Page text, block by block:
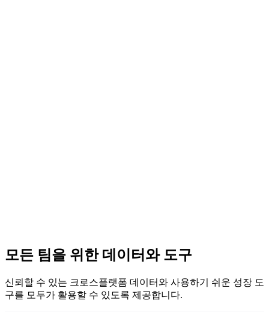
모든 팀을 위한 데이터와 도구
신뢰할 수 있는 크로스플랫폼 데이터와 사용하기 쉬운 성장 도
구를 모두가 활용할 수 있도록 제공합니다.